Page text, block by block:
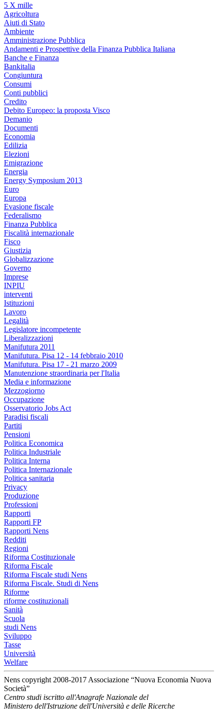
5 X mille
Agricoltura
Aiuti di Stato
Ambiente
Amministrazione Pubblica
Andamenti e Prospettive della Finanza Pubblica Italiana
Banche e Finanza
Bankitalia
Congiuntura
Consumi
Conti pubblici
Credito
Debito Europeo: la proposta Visco
Demanio
Documenti
Economia
Edilizia
Elezioni
Emigrazione
Energia
Energy Symposium 2013
Euro
Europa
Evasione fiscale
Federalismo
Finanza Pubblica
Fiscalità internazionale
Fisco
Giustizia
Globalizzazione
Governo
Imprese
INPIU
interventi
Istituzioni
Lavoro
Legalità
Legislatore incompetente
Liberalizzazioni
Manifutura 2011
Manifutura. Pisa 12 - 14 febbraio 2010
Manifutura. Pisa 17 - 21 marzo 2009
Manutenzione straordinaria per l'Italia
Media e informazione
Mezzogiorno
Occupazione
Osservatorio Jobs Act
Paradisi fiscali
Partiti
Pensioni
Politica Economica
Politica Industriale
Politica Interna
Politica Internazionale
Politica sanitaria
Privacy
Produzione
Professioni
Rapporti
Rapporti FP
Rapporti Nens
Redditi
Regioni
Riforma Costituzionale
Riforma Fiscale
Riforma Fiscale studi Nens
Riforma Fiscale. Studi di Nens
Riforme
riforme costituzionali
Sanità
Scuola
studi Nens
Sviluppo
Tasse
Università
Welfare
Nens copyright 2008-2017 Associazione “Nuova Economia Nuova
Società”
Centro studi iscritto all'Anagrafe Nazionale del
Ministero dell'Istruzione dell'Università e delle Ricerche